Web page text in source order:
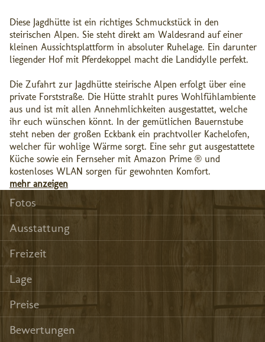
Diese Jagdhütte ist ein richtiges Schmuckstück in den
steirischen Alpen. Sie steht direkt am Waldesrand auf einer
kleinen Aussichtsplattform in absoluter Ruhelage. Ein darunter
liegender Hof mit Pferdekoppel macht die Landidylle perfekt.
Die Zufahrt zur Jagdhütte steirische Alpen erfolgt über eine
private Forststraße. Die Hütte strahlt pures Wohlfühlambiente
aus und ist mit allen Annehmlichkeiten ausgestattet, welche
ihr euch wünschen könnt. In der gemütlichen Bauernstube
steht neben der großen Eckbank ein prachtvoller Kachelofen,
welcher für wohlige Wärme sorgt. Eine sehr gut ausgestattete
Küche sowie ein Fernseher mit Amazon Prime ® und
kostenloses WLAN sorgen für gewohnten Komfort.
mehr anzeigen
Fotos
Ausstattung
Freizeit
Lage
Preise
Bewertungen